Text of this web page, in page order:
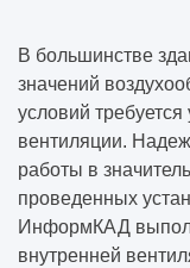
В большинстве
значений
условий требуется
вентиляции.
работы в
проведенных
ИнформКАД
внутренней